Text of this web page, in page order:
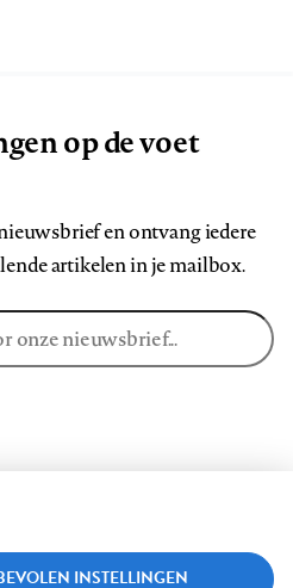
op de voet
en ontvang iedere
artikelen in je mailbox.
Volg Volg
INSTELLINGEN